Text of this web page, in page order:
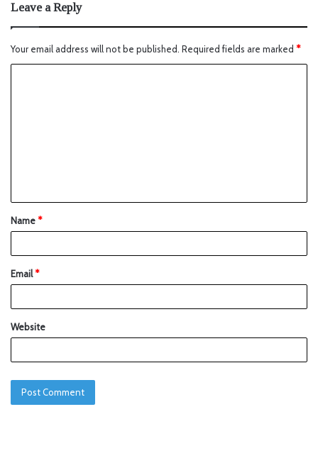
Leave a Reply
Your email address will not be published. Required fields are marked *
Name*
Email*
Website